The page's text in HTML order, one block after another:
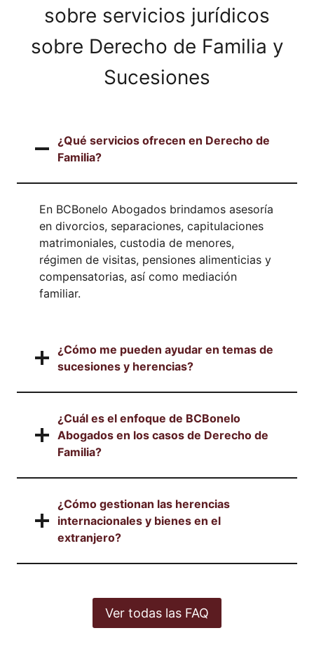
sobre servicios jurídicos
sobre Derecho de Familia y
Sucesiones
¿Qué servicios ofrecen en Derecho de
Familia?
En BCBonelo Abogados brindamos asesoría
en divorcios, separaciones, capitulaciones
matrimoniales, custodia de menores,
régimen de visitas, pensiones alimenticias y
compensatorias, así como mediación
familiar.
¿Cómo me pueden ayudar en temas de
sucesiones y herencias?
¿Cuál es el enfoque de BCBonelo
Abogados en los casos de Derecho de
Familia?
¿Cómo gestionan las herencias
internacionales y bienes en el
extranjero?
Ver todas las FAQ